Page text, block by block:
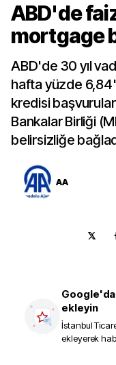
ABD'de
mortgage
ABD'de 30 yıl
hafta yüzde
kredisi
Bankalar Birliği
belirsizliğe
AA
ekleyin
İstanbul
ekleyerek